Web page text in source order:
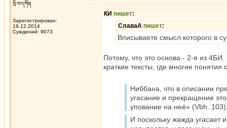
སྲི་བ་དཀོན
Зарегистрирован:
19.12.2014
Суждений: 9073
КИ пишет:
СлаваА пишет:
Вписываете смысл которого в
Потому, что это основа - 2-я из
краткие тексты, где многие
Ниббана, что в описании
угасание и прекращение
упование на неё» (Vbh.
И поскольку жажда